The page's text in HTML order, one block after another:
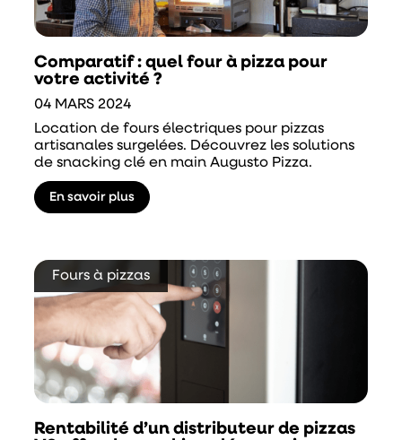
Comparatif : quel four à pizza pour
votre activité ?
04 MARS 2024
Location de fours électriques pour pizzas
artisanales surgelées. Découvrez les solutions
de snacking clé en main Augusto Pizza.
En savoir plus
Fours à pizzas
Rentabilité d’un distributeur de pizzas